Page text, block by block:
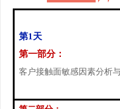
第1天
第一部分：
客户接触面敏感因素分析